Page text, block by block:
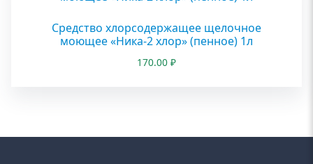
Средство хлорсодержащее щелочное
моющее «Ника-2 хлор» (пенное) 1л
170.00 ₽